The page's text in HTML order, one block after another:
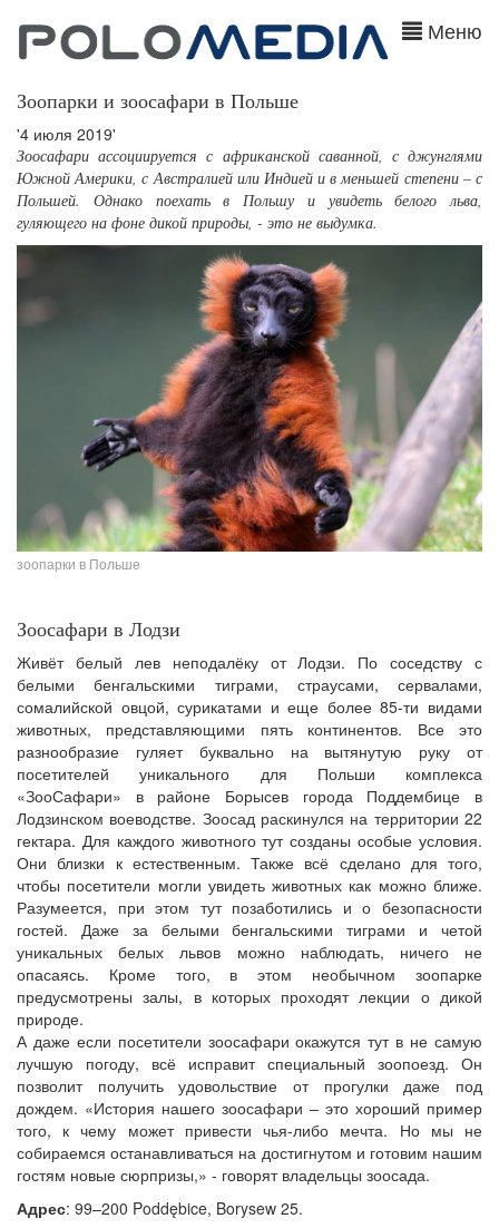
Меню
Зоопарки и зоосафари в Польше
'4 июля 2019'
Зоосафари ассоциируется с африканской саванной, с джунглями
Южной Америки, с Австралией или Индией и в меньшей степени – с
Польшей. Однако поехать в Польшу и увидеть белого льва,
гуляющего на фоне дикой природы, - это не выдумка.
зоопарки в Польше
Зоосафари в Лодзи
Живёт белый лев неподалёку от Лодзи. По соседству с
белыми бенгальскими тиграми, страусами, сервалами,
сомалийской овцой, сурикатами и еще более 85-ти видами
животных, представляющими пять континентов. Все это
разнообразие гуляет буквально на вытянутую руку от
посетителей уникального для Польши комплекса
«ЗооСафари» в районе Борысев города Поддембице в
Лодзинском воеводстве. Зоосад раскинулся на территории 22
гектара. Для каждого животного тут созданы особые условия.
Они близки к естественным. Также всё сделано для того,
чтобы посетители могли увидеть животных как можно ближе.
Разумеется, при этом тут позаботились и о безопасности
гостей. Даже за белыми бенгальскими тиграми и четой
уникальных белых львов можно наблюдать, ничего не
опасаясь. Кроме того, в этом необычном зоопарке
предусмотрены залы, в которых проходят лекции о дикой
природе.
А даже если посетители зоосафари окажутся тут в не самую
лучшую погоду, всё исправит специальный зоопоезд. Он
позволит получить удовольствие от прогулки даже под
дождем. «История нашего зоосафари – это хороший пример
того, к чему может привести чья-либо мечта. Но мы не
собираемся останавливаться на достигнутом и готовим нашим
гостям новые сюрпризы,» - говорят владельцы зоосада.
Адрес: 99–200 Poddębice, Borysew 25.